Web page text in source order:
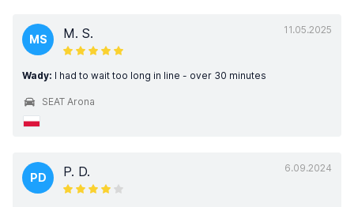
11.05.2025
MS M. S.
Wady: I had to wait too long in line - over 30 minutes
SEAT Arona
6.09.2024
PD P. D.